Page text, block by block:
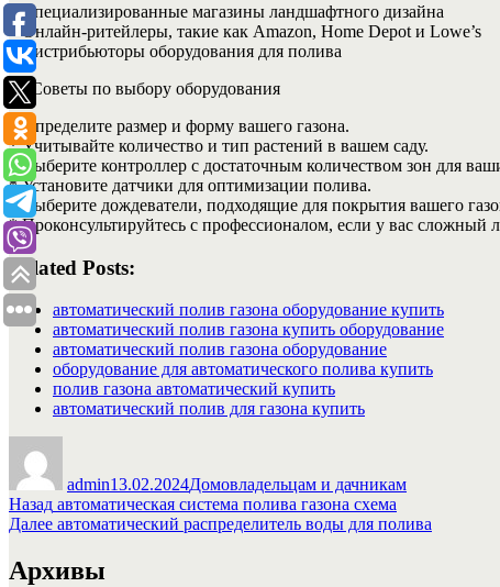
* Специализированные магазины ландшафтного дизайна
* Онлайн-ритейлеры, такие как Amazon, Home Depot и Lowe’s
* Дистрибьюторы оборудования для полива
## Советы по выбору оборудования
* Определите размер и форму вашего газона.
* Учитывайте количество и тип растений в вашем саду.
* Выберите контроллер с достаточным количеством зон для
* Установите датчики для оптимизации полива.
* Выберите дождеватели, подходящие для покрытия вашего
* Проконсультируйтесь с профессионалом, если у вас сложный
Related Posts:
автоматический полив газона оборудование купить
автоматический полив газона купить оборудование
автоматический полив газона оборудование
оборудование для автоматического полива купить
полив газона автоматический купить
автоматический полив для газона купить
admin13.02.2024Домовладельцам и дачникам
Навигация
по
записям
Назад Предыдущая
запись:
автоматическая система полива газона схема
Далее Следующая
автоматический распределитель воды для полива
Архивы